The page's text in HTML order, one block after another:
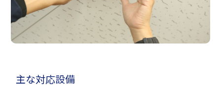
主な対応設備